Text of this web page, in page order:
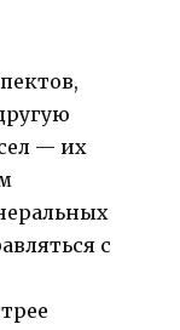
— их
с